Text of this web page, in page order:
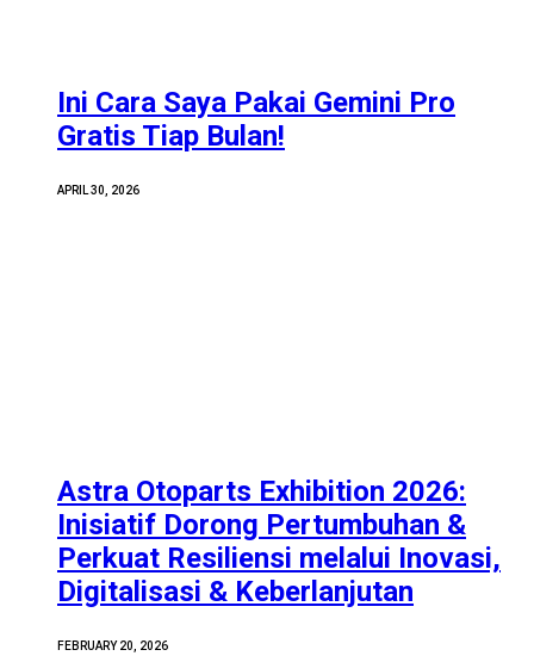
Ini Cara Saya Pakai Gemini Pro
Gratis Tiap Bulan!
APRIL 30, 2026
Astra Otoparts Exhibition 2026:
Inisiatif Dorong Pertumbuhan &
Perkuat Resiliensi melalui Inovasi,
Digitalisasi & Keberlanjutan
FEBRUARY 20, 2026